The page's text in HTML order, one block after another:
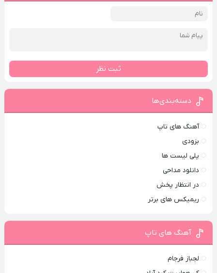
ثبت نظر
دسته‌بندی‌ها
آهنگ های تاپ
بزودی
پلی لیست ها
دانلود مداحی
در انتظار پخش
ریمیکس های برتر
آهنگ های تاپ
لجباز فرجام